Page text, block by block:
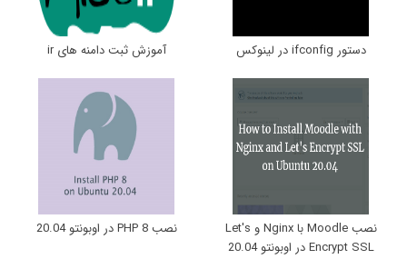
دستور ifconfig در لینوکس آموزش ثبت دامنه های ir
نصب Moodle با Nginx و Let's
Encrypt SSL در اوبونتو 20.04
نصب PHP 8 در اوبونتو 20.04